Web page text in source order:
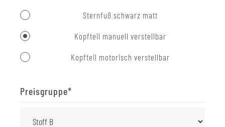
Sternfuß schwarz matt
Kopfteil manuell verstellbar
Kopfteil motorisch verstellbar
Preisgruppe*